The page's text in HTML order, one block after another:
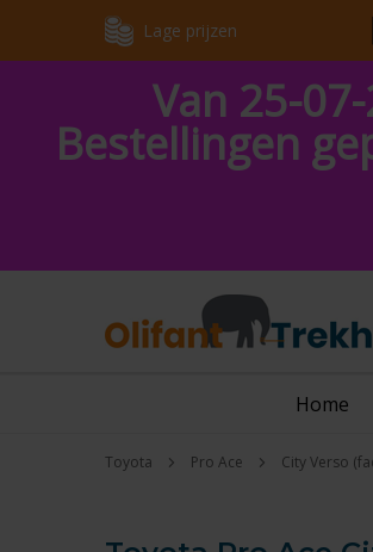
Lage prijzen
Van 25-
Bestellingen
Home
Toyota Pro Ace City Verso